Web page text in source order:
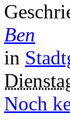
Ben
in
Noch